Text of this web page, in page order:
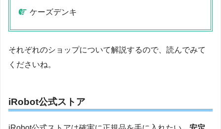
ケーズデンキ
それぞれのショップについて解説するので、読んでみて
くださいね。
iRobot公式ストア